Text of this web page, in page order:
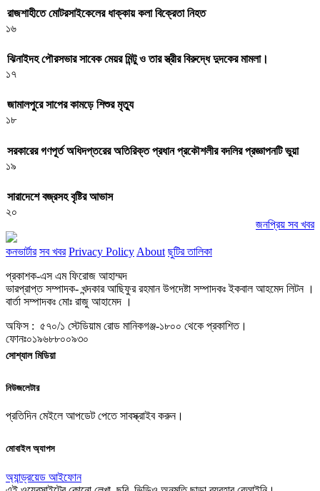
রাজশাহীতে মোটরসাইকেলের ধাক্কায় কলা বিক্রেতা নিহত
১৬
ঝিনাইদহ পৌরসভার সাবেক মেয়র মিন্টু ও তার স্ত্রীর বিরুদ্ধে দুদকের মামলা।
১৭
জামালপুরে সাপের কামড়ে শিশুর মৃত্যু
১৮
সরকারের গণপূর্ত অধিদপ্তরের অতিরিক্ত প্রধান প্রকৌশলীর বদলির প্রজ্ঞাপনটি ভুয়া
১৯
সারাদেশে বজ্রসহ বৃষ্টির আভাস
২০
জনপ্রিয় সব খবর
কনভার্টার সব খবর Privacy Policy About ছুটির তালিকা
প্রকাশক-এস এম ফিরোজ আহাম্মদ
ভারপ্রাপ্ত সম্পাদক- খন্দকার আছিফুর রহমান উপদেষ্টা সম্পাদকঃ ইকবাল আহমেদ লিটন ।
বার্তা সম্পাদকঃ মোঃ রাজু আহামেদ ।
অফিস : ৫৭০/১ স্টেডিয়াম রোড মানিকগঞ্জ-১৮০০ থেকে প্রকাশিত।
ফোনঃ০১৯৬৮৮০০৯৩০
সোশ্যাল মিডিয়া
নিউজলেটার
প্রতিদিন মেইলে আপডেট পেতে সাবস্ক্রাইব করুন।
মোবাইল অ্যাপস
অ্যান্ড্রয়েড আইফোন